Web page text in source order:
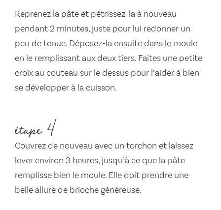
Reprenez la pâte et pétrissez-la à nouveau
pendant 2 minutes, juste pour lui redonner un
peu de tenue. Déposez-la ensuite dans le moule
en le remplissant aux deux tiers. Faites une petite
croix au couteau sur le dessus pour l’aider à bien
se développer à la cuisson.
étape 4
Couvrez de nouveau avec un torchon et laissez
lever environ 3 heures, jusqu’à ce que la pâte
remplisse bien le moule. Elle doit prendre une
belle allure de brioche généreuse.